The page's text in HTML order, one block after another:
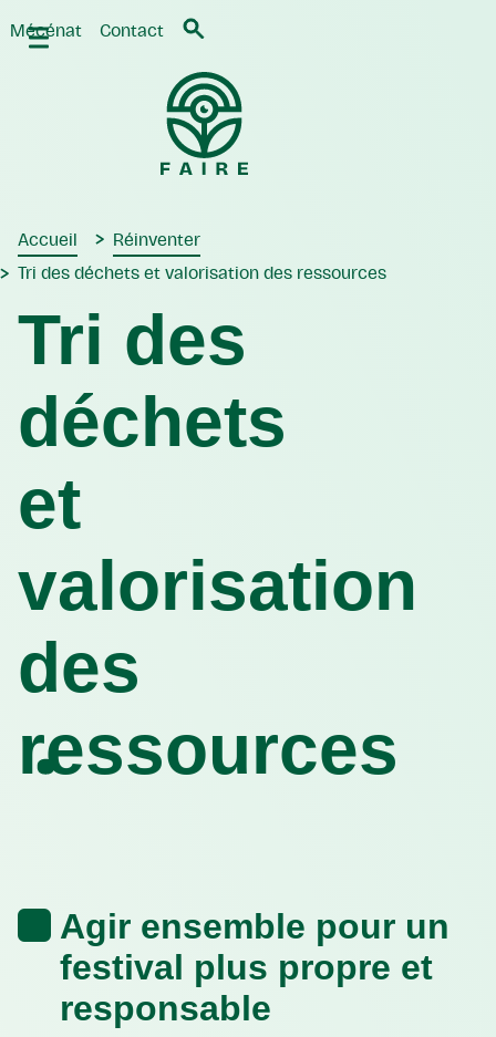
Menu
Prévention et égalité
Gestion des énergies
Tri des déchets et valorisation des ressources
Mégots
Mécénat Contact
Accueil
Réinventer
Tri des déchets et valorisation des ressources
Tri des
déchets
et
valorisation
des
ressources
Agir ensemble pour un
festival plus propre et
responsable